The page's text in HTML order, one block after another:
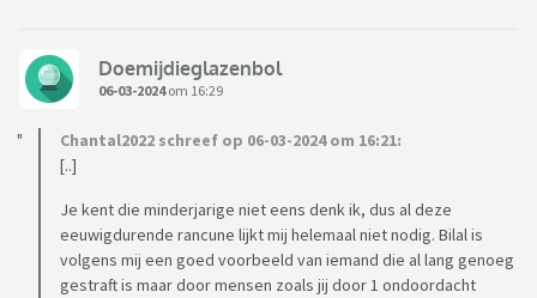
Doemijdieglazenbol
06-03-2024om 16:29
Chantal2022 schreef op 06-03-2024 om 16:21:
[..]
Je kent die minderjarige niet eens denk ik, dus al deze
eeuwigdurende rancune lijkt mij helemaal niet nodig. Bilal is
volgens mij een goed voorbeeld van iemand die al lang genoeg
gestraft is maar door mensen zoals jij door 1 ondoordacht